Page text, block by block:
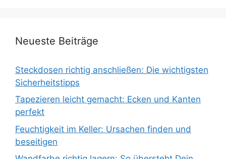
Neueste Beiträge
Steckdosen richtig anschließen: Die wichtigsten
Sicherheitstipps
Tapezieren leicht gemacht: Ecken und Kanten
perfekt
Feuchtigkeit im Keller: Ursachen finden und
beseitigen